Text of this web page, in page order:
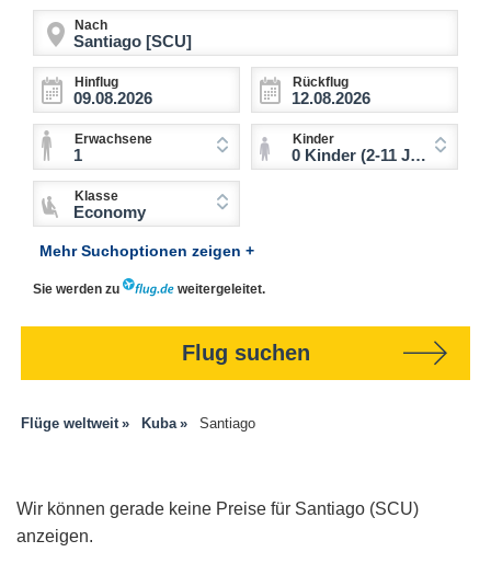
Nach
Hinflug Rückflug
Erwachsene
1
Kinder
0 Kinder (2-11 Jahre)
Klasse
Economy
Mehr Suchoptionen zeigen +
Sie werden zu weitergeleitet.
Flug suchen
Flüge weltweit Kuba Santiago
Wir können gerade keine Preise für Santiago (SCU)
anzeigen.